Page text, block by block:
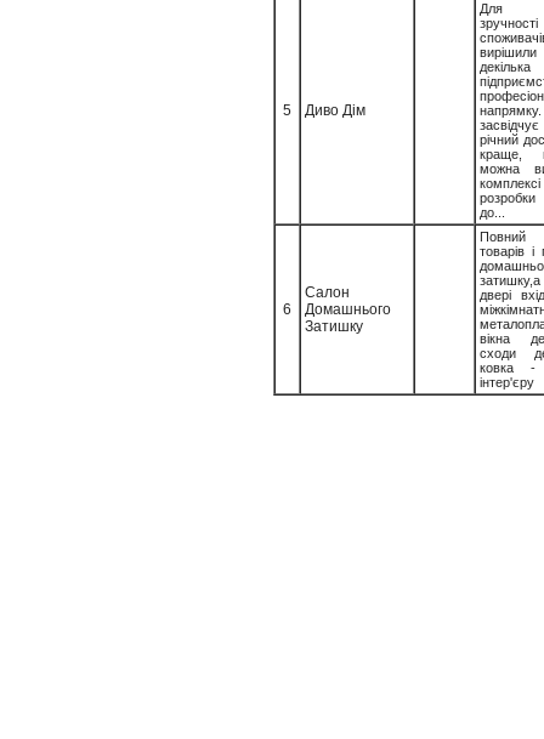
5 Диво Дім
Для
вирішили
річний
краще,
можна
розробки
до...
6
Салон
Домашнього
Затишку
товарів і
двері
вікна
сходи
ковка -
інтер'єру